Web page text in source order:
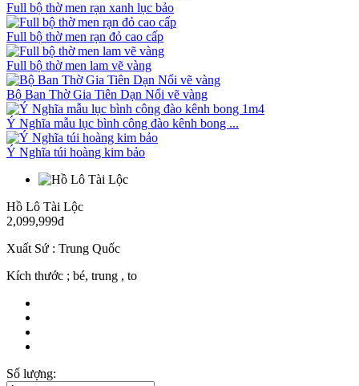
Full bộ thờ men rạn xanh lục bảo
Full bộ thờ men rạn đỏ cao cấp
Full bộ thờ men lam vẽ vàng
Bộ Ban Thờ Gia Tiên Dạn Nổi vẽ vàng
Ý Nghĩa mẫu lục bình công đào kênh bong ...
Ý Nghĩa túi hoàng kim bảo
Hồ Lô Tài Lộc
2,099,999đ
Xuất Sứ : Trung Quốc
Kích thước ; bé, trung , to
Số lượng: